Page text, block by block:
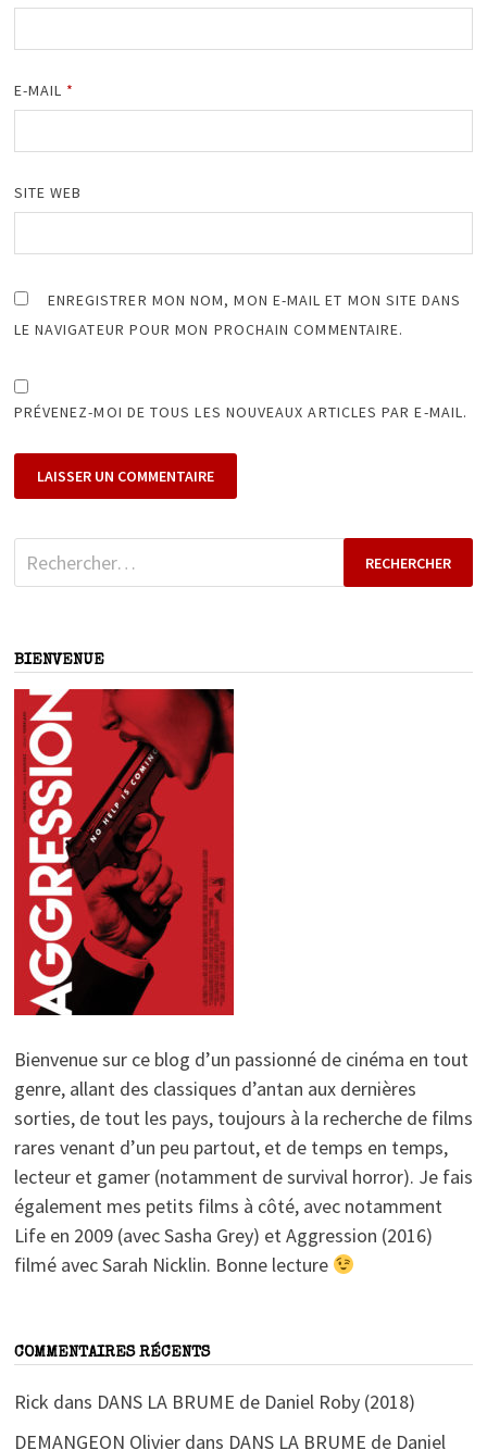
E-MAIL *
SITE WEB
ENREGISTRER MON NOM, MON E-MAIL ET MON SITE DANS
LE NAVIGATEUR POUR MON PROCHAIN COMMENTAIRE.
PRÉVENEZ-MOI DE TOUS LES NOUVEAUX ARTICLES PAR E-MAIL.
Rechercher :
BIENVENUE
Bienvenue sur ce blog d’un passionné de cinéma en tout
genre, allant des classiques d’antan aux dernières
sorties, de tout les pays, toujours à la recherche de films
rares venant d’un peu partout, et de temps en temps,
lecteur et gamer (notamment de survival horror). Je fais
également mes petits films à côté, avec notamment
Life en 2009 (avec Sasha Grey) et Aggression (2016)
filmé avec Sarah Nicklin. Bonne lecture
COMMENTAIRES RÉCENTS
Rick dans DANS LA BRUME de Daniel Roby (2018)
DEMANGEON Olivierdans DANS LA BRUME de Daniel